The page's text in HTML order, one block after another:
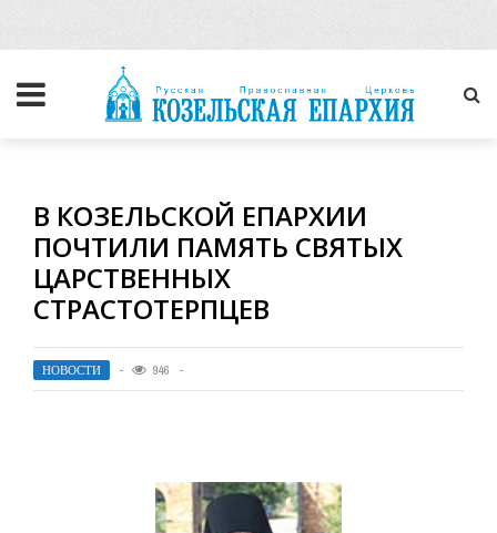
В КОЗЕЛЬСКОЙ ЕПАРХИИ
ПОЧТИЛИ ПАМЯТЬ СВЯТЫХ
ЦАРСТВЕННЫХ
СТРАСТОТЕРПЦЕВ
НОВОСТИ 946